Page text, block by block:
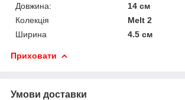
Довжина:
14 см
Колекція
Melt 2
Ширина
4.5 см
Приховати
Умови доставки